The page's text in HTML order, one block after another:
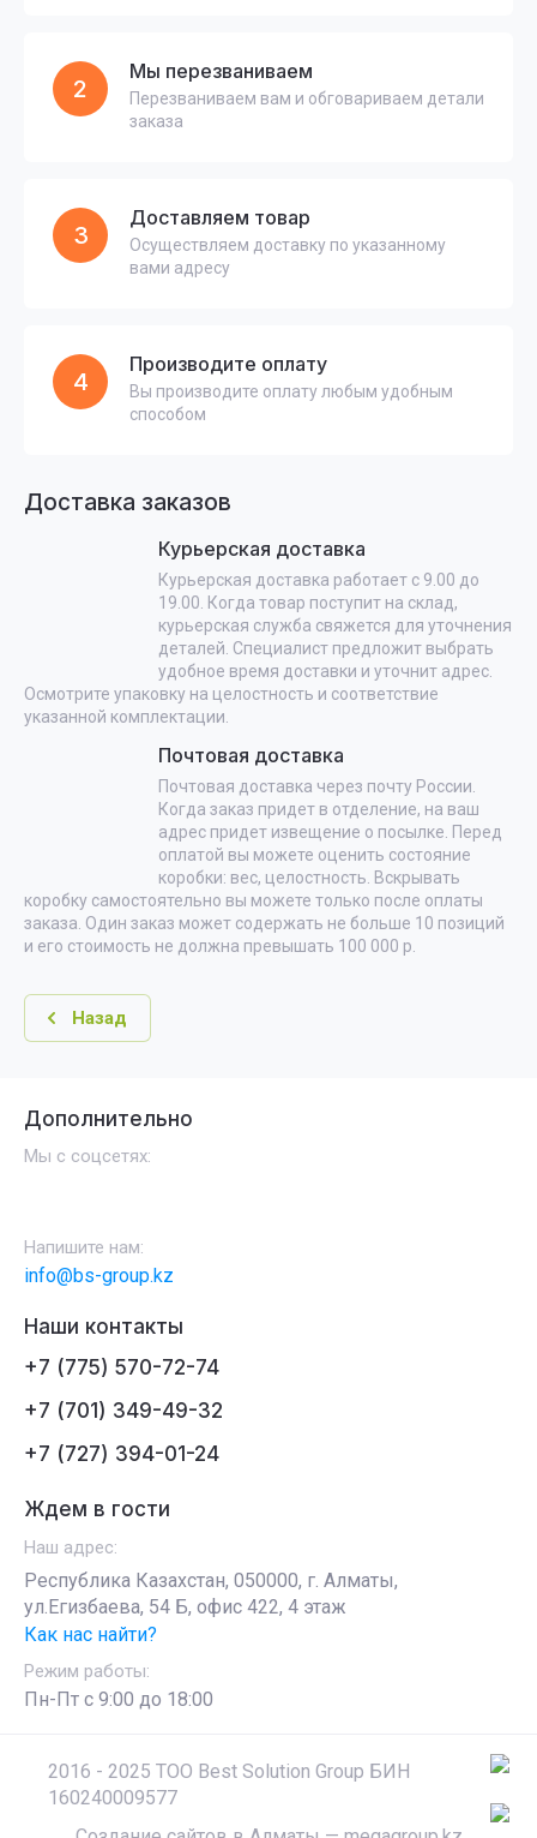
2
Мы перезваниваем
Перезваниваем вам и обговариваем детали
заказа
3
Доставляем товар
Осуществляем доставку по указанному
вами адресу
4
Производите оплату
Вы производите оплату любым удобным
способом
Доставка заказов
Курьерская доставка
Курьерская доставка работает с 9.00 до
19.00. Когда товар поступит на склад,
курьерская служба свяжется для уточнения
деталей. Специалист предложит выбрать
удобное время доставки и уточнит адрес.
Осмотрите упаковку на целостность и соответствие
указанной комплектации.
Почтовая доставка
Почтовая доставка через почту России.
Когда заказ придет в отделение, на ваш
адрес придет извещение о посылке. Перед
оплатой вы можете оценить состояние
коробки: вес, целостность. Вскрывать
коробку самостоятельно вы можете только после оплаты
заказа. Один заказ может содержать не больше 10 позиций
и его стоимость не должна превышать 100 000 р.
Назад
Наши контакты
+7 (775) 570-72-74
+7 (701) 349-49-32
+7 (727) 394-01-24
Дополнительно
Мы с соцсетях:
Напишите нам:
info@bs-group.kz
Ждем в гости
Наш адрес:
Республика Казахстан, 050000, г. Алматы,
ул.Егизбаева, 54 Б, офис 422, 4 этаж
Как нас найти?
Режим работы:
Пн-Пт c 9:00 до 18:00
2016 - 2025 ТОО Best Solution Group БИН
160240009577